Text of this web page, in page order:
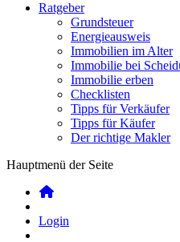
Ratgeber
Grundsteuer
Energieausweis
Immobilien im Alter
Immobilie bei
Immobilie erben
Checklisten
Tipps für Verkäufer
Tipps für Käufer
Der richtige Makler
Hauptmenü der Seite
Login